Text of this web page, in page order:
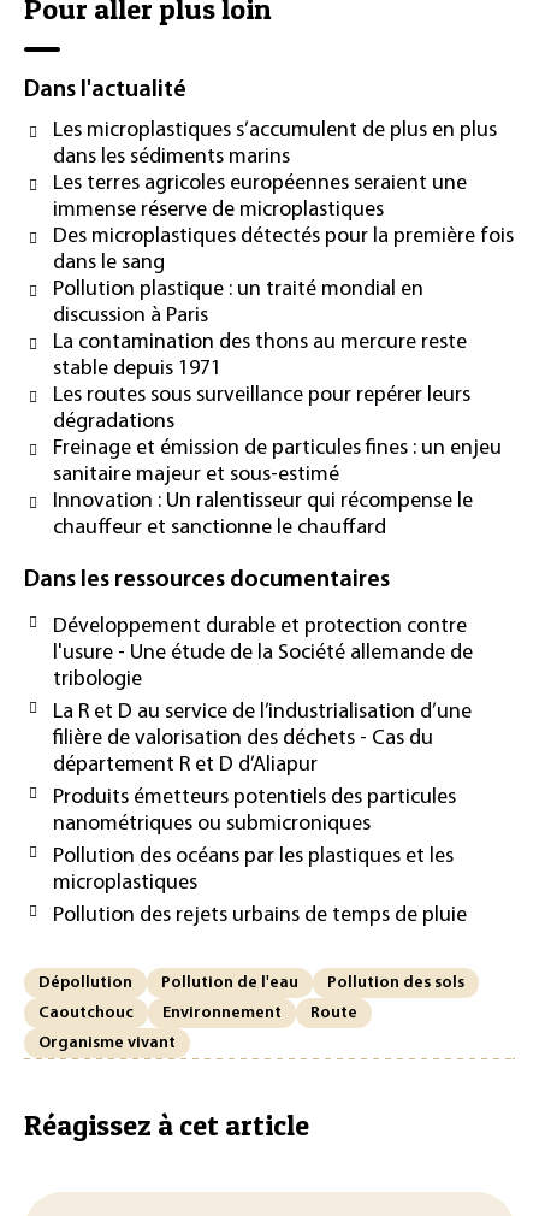
Pour aller plus loin
Dans l'actualité
Les microplastiques s’accumulent de plus en plus
dans les sédiments marins
Les terres agricoles européennes seraient une
immense réserve de microplastiques
Des microplastiques détectés pour la première fois
dans le sang
Pollution plastique : un traité mondial en
discussion à Paris
La contamination des thons au mercure reste
stable depuis 1971
Les routes sous surveillance pour repérer leurs
dégradations
Freinage et émission de particules fines : un enjeu
sanitaire majeur et sous-estimé
Innovation : Un ralentisseur qui récompense le
chauffeur et sanctionne le chauffard
Dans les ressources documentaires
Développement durable et protection contre
l'usure - Une étude de la Société allemande de
tribologie
La R et D au service de l’industrialisation d’une
filière de valorisation des déchets - Cas du
département R et D d’Aliapur
Produits émetteurs potentiels des particules
nanométriques ou submicroniques
Pollution des océans par les plastiques et les
microplastiques
Pollution des rejets urbains de temps de pluie
Dépollution Pollution de l'eau
Pollution des sols
Caoutchouc
Environnement
Route
Organisme vivant
Réagissez à cet article